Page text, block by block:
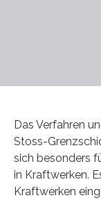
Das Verfahren
Stoss-
sich besonders
in Kraftwerken.
Kraftwerken